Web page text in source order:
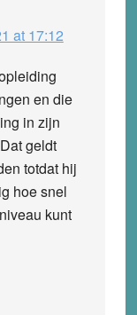
at 17:12
en die
in zijn
geldt
totdat hij
hoe snel
kunt